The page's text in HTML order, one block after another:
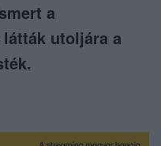
a
utoljára a